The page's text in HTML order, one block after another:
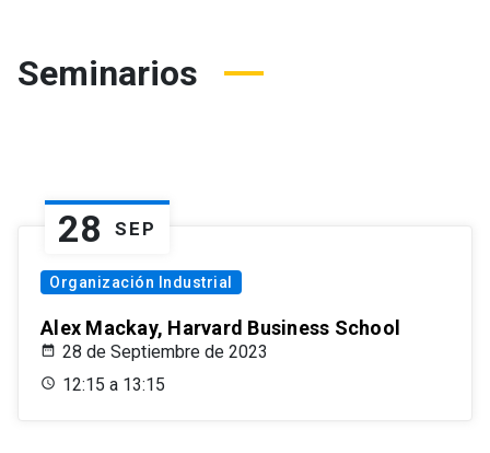
Seminarios
28 SEP
Organización Industrial
Alex Mackay, Harvard Business School
28 de Septiembre de 2023
12:15 a 13:15